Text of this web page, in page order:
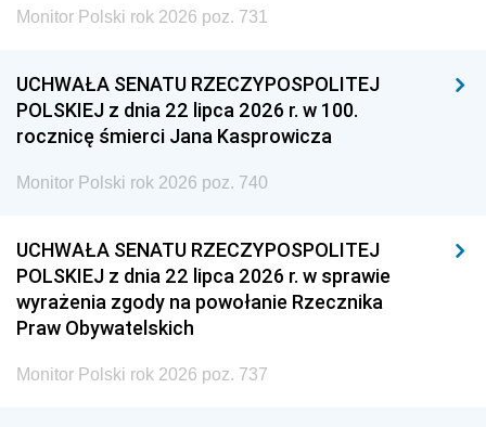
Monitor Polski rok 2026 poz. 731
UCHWAŁA SENATU RZECZYPOSPOLITEJ
POLSKIEJ z dnia 22 lipca 2026 r. w 100.
rocznicę śmierci Jana Kasprowicza
Monitor Polski rok 2026 poz. 740
UCHWAŁA SENATU RZECZYPOSPOLITEJ
POLSKIEJ z dnia 22 lipca 2026 r. w sprawie
wyrażenia zgody na powołanie Rzecznika
Praw Obywatelskich
Monitor Polski rok 2026 poz. 737